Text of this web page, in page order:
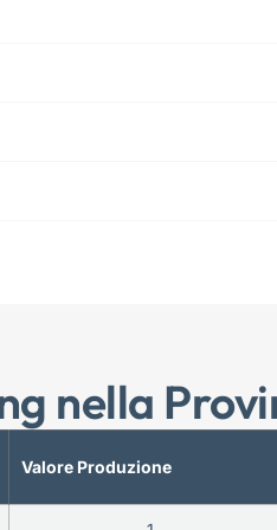
nella
Valore Produzione